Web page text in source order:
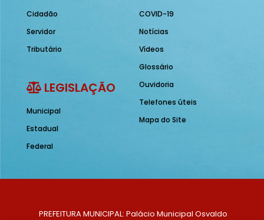
Cidadão
Servidor
Tributário
LEGISLAÇÃO
Municipal
Estadual
Federal
COVID-19
Notícias
Vídeos
Glossário
Ouvidoria
Telefones úteis
Mapa do Site
PREFEITURA MUNICIPAL: Palácio Municipal Osvaldo